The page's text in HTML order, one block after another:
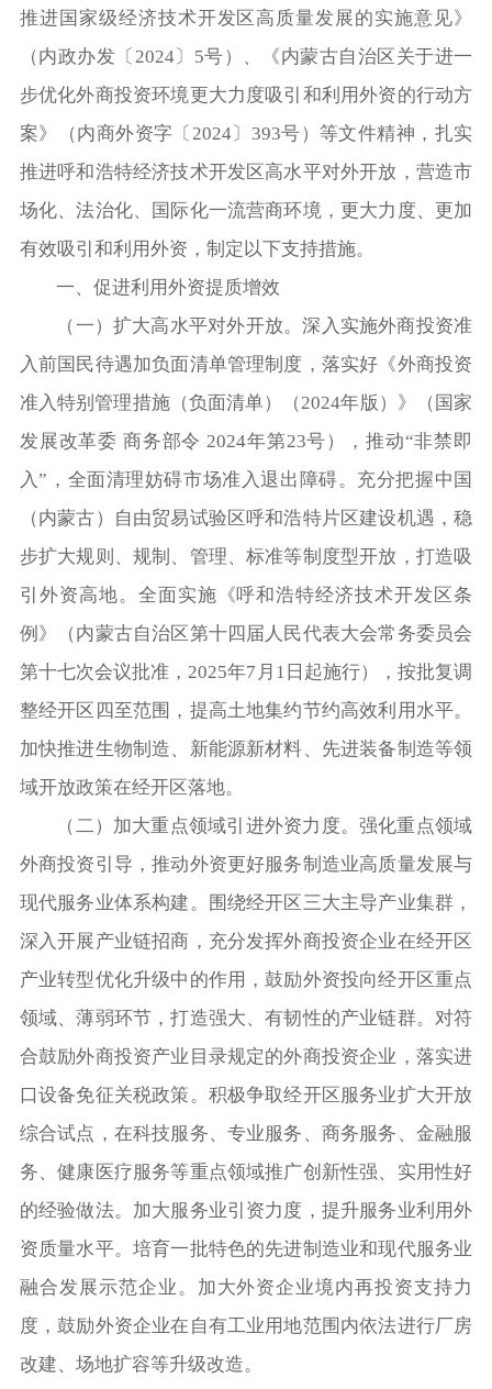
推进国家级经济技术开发区高质量发展的实施意见》
（内政办发〔2024〕5号）、《内蒙古自治区关于进一
步优化外商投资环境更大力度吸引和利用外资的行动方
案》（内商外资字〔2024〕393号）等文件精神，扎实
推进呼和浩特经济技术开发区高水平对外开放，营造市
场化、法治化、国际化一流营商环境，更大力度、更加
有效吸引和利用外资，制定以下支持措施。
一、促进利用外资提质增效
（一）扩大高水平对外开放。深入实施外商投资准
入前国民待遇加负面清单管理制度，落实好《外商投资
准入特别管理措施（负面清单）（2024年版）》（国家
发展改革委 商务部令 2024年第23号），推动“非禁即
入”，全面清理妨碍市场准入退出障碍。充分把握中国
（内蒙古）自由贸易试验区呼和浩特片区建设机遇，稳
步扩大规则、规制、管理、标准等制度型开放，打造吸
引外资高地。全面实施《呼和浩特经济技术开发区条
例》（内蒙古自治区第十四届人民代表大会常务委员会
第十七次会议批准，2025年7月1日起施行），按批复调
整经开区四至范围，提高土地集约节约高效利用水平。
加快推进生物制造、新能源新材料、先进装备制造等领
域开放政策在经开区落地。
（二）加大重点领域引进外资力度。强化重点领域
外商投资引导，推动外资更好服务制造业高质量发展与
现代服务业体系构建。围绕经开区三大主导产业集群，
深入开展产业链招商，充分发挥外商投资企业在经开区
产业转型优化升级中的作用，鼓励外资投向经开区重点
领域、薄弱环节，打造强大、有韧性的产业链群。对符
合鼓励外商投资产业目录规定的外商投资企业，落实进
口设备免征关税政策。积极争取经开区服务业扩大开放
综合试点，在科技服务、专业服务、商务服务、金融服
务、健康医疗服务等重点领域推广创新性强、实用性好
的经验做法。加大服务业引资力度，提升服务业利用外
资质量水平。培育一批特色的先进制造业和现代服务业
融合发展示范企业。加大外资企业境内再投资支持力
度，鼓励外资企业在自有工业用地范围内依法进行厂房
改建、场地扩容等升级改造。